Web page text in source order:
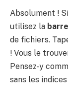
Absolument !
utilisez la
de fichiers.
! Vous le
Pensez-y
sans les